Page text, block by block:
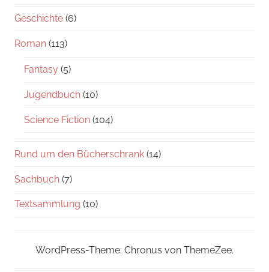
Geschichte (6)
Roman (113)
Fantasy (5)
Jugendbuch (10)
Science Fiction (104)
Rund um den Bücherschrank (14)
Sachbuch (7)
Textsammlung (10)
WordPress-Theme: Chronus von ThemeZee.